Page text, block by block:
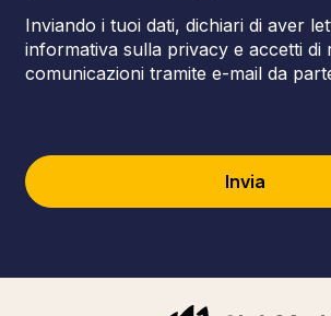
Inviando i tuoi dati, dichiari di aver
informativa sulla privacy e accetti di
comunicazioni tramite e-mail da
Invia